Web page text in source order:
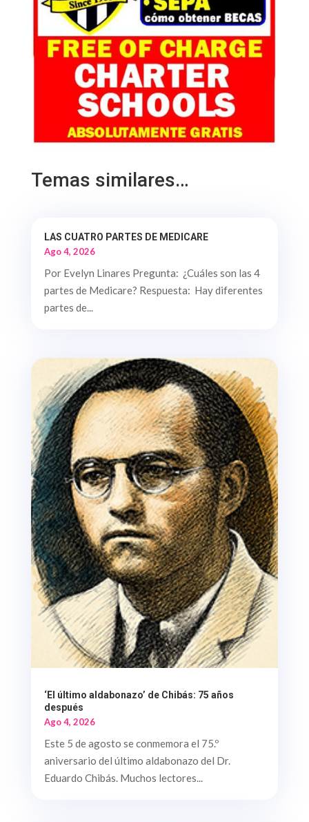
Temas similares…
LAS CUATRO PARTES DE MEDICARE
Ago 4, 2026
Por Evelyn Linares Pregunta: ¿Cuáles son las 4
partes de Medicare? Respuesta: Hay diferentes
partes de...
‘El último aldabonazo’ de Chibás: 75 años
después
Ago 4, 2026
Este 5 de agosto se conmemora el 75.º
aniversario del último aldabonazo del Dr.
Eduardo Chibás. Muchos lectores...